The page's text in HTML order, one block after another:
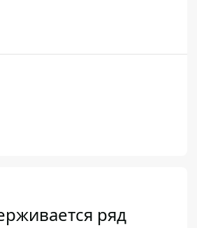
ряд